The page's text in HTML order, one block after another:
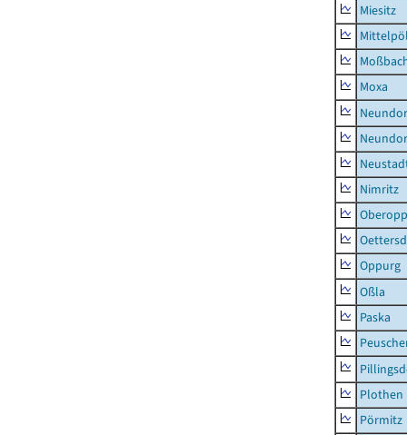
Miesitz
Moxa
Nimritz
Oppurg
Oßla
Paska
Plothen
Pörmitz